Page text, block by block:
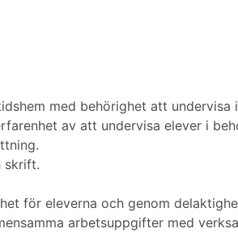
med behörighet att undervisa
av att undervisa elever i
skrift.
för eleverna och genom
arbetsuppgifter med